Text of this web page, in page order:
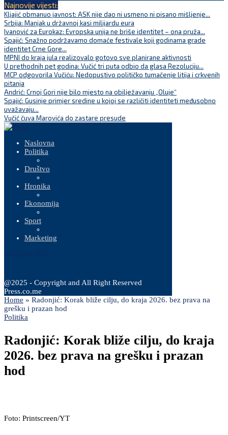
Najnovije vijesti:
Kljajić obmanuo javnost: ASK nije dao ni usmeno ni pisano mišljenje...
Srbija: Manjak u državnoj kasi milijardu eura
Ivanović za Eurokaz: Evropska unija ne briše identitet – ona pruža...
Spajić: Snažno podržavamo domaće festivale koji godinama grade
identitet Crne Gore...
MPNI do kraja jula realizovalo gotovo sve planirane aktivnosti
U prethodnih pet godina: Vučić tri puta odbio da glasa Rezoluciju...
MCP odgovorila Vučiću: Nedopustivo političko tumačenje litija i crkvenih
pitanja
Andrić: Crnoj Gori nije bilo mjesto na obilježavanju „Oluje“
Spajić: Gusinje primjer sredine u kojoj se različiti identiteti međusobno
uvažavaju...
Vučić čuva Marovića do zastare presude
Naslovna
Politika
Društvo
Hronika
Ekonomija
Sport
Marketing
@2025 - Copyright and All Right Reserved
Press.co.me
Home » Radonjić: Korak bliže cilju, do kraja 2026. bez prava na
grešku i prazan hod
Politika
Radonjić: Korak bliže cilju, do kraja
2026. bez prava na grešku i prazan
hod
Foto: Printscreen/YT